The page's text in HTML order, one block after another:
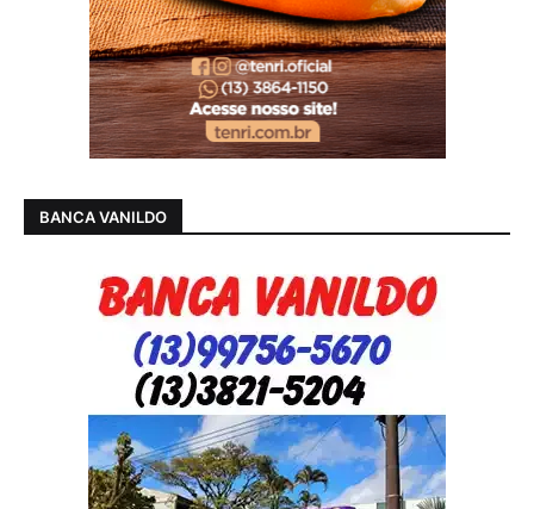
BANCA VANILDO